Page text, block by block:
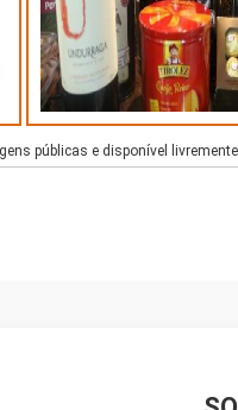
públicas e disponível